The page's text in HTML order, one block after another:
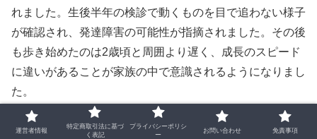
れました。生後半年の検診で動くものを目で追わない様子
が確認され、発達障害の可能性が指摘されました。その後
も歩き始めたのは2歳頃と周囲より遅く、成長のスピード
に違いがあることが家族の中で意識されるようになりまし
た。
小学校入学前の検査で、自閉スペクトラム症とADHDと診
運営者情報
特定商取引法に基づ
く表記
プライバシーポリシ
ー
お問い合わせ 免責事項